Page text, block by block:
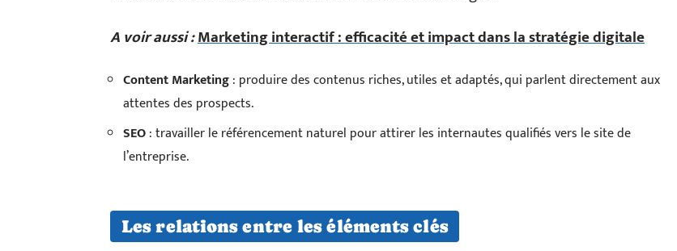
A voir aussi :Marketing interactif : efficacité et impact dans la stratégie digitale
Content Marketing: produire des contenus riches, utiles et adaptés, qui parlent directement aux
attentes des prospects.
SEO: travailler le référencement naturel pour attirer les internautes qualifiés vers le site de
l’entreprise.
Les relations entre les éléments clés